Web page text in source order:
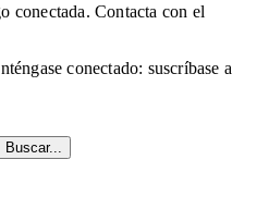
conectada. Contacta con el
conectado: suscríbase a
Buscar...